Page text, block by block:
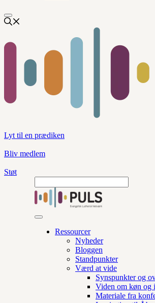
Lyt til en prædiken
Bliv medlem
Støt
Ressourcer
Nyheder
Bloggen
Standpunkter
Værd at vide
Synspunkter og
Viden om køn og
Materiale fra